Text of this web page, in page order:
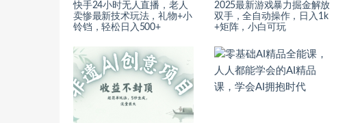
快手24小时无人直播，老人
卖惨最新技术玩法，礼物+小
铃铛，轻松日入500+
2025最新游戏暴力掘金解放
双手，全自动操作，日入1k
+矩阵，小白可玩